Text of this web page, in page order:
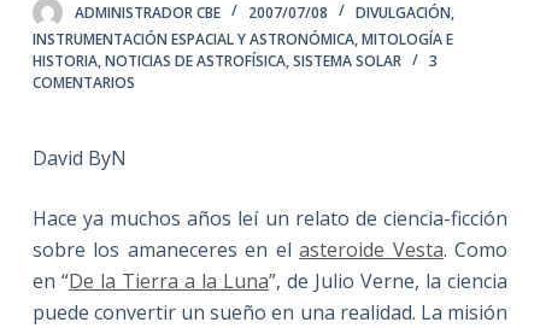
n
d
ADMINISTRADOR CBE 2007/07/08 DIVULGACIÓN,
INSTRUMENTACIÓN ESPACIAL Y ASTRONÓMICA,MITOLOGÍA E
HISTORIA,NOTICIAS DE ASTROFÍSICA,SISTEMA SOLAR
3
COMENTARIOS
David ByN
Hace ya muchos años leí un relato de ciencia-ficción
sobre los amaneceres en elasteroide Vesta. Como
en “De la Tierra a la Luna”, de Julio Verne, la ciencia
puede convertir un sueño en una realidad. La misión